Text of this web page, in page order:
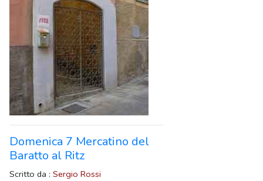
Domenica 7 Mercatino del
Baratto al Ritz
Scritto da : Sergio Rossi